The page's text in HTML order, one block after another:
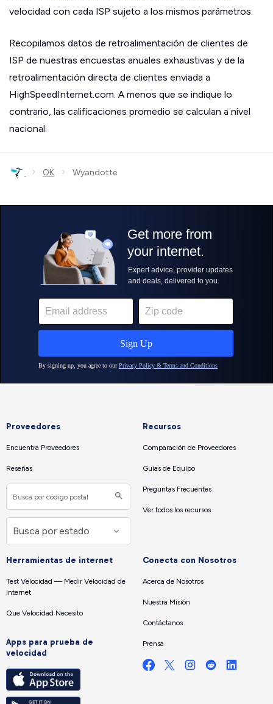
velocidad con cada ISP sujeto a los mismos parámetros.
Recopilamos datos de retroalimentación de clientes de
ISP de nuestras encuestas anuales exhaustivas y de la
retroalimentación directa de clientes enviada a
HighSpeedInternet.com. A menos que se indique lo
contrario, las calificaciones promedio se calculan a nivel
nacional.
› OK › Wyandotte
Proveedores
Encuentra Proveedores
Reseñas
Recursos
Comparación de Proveedores
Guías de Equipo
Preguntas Frecuentes
Ver todos los recursos
Herramientas de internet
Test Velocidad — Medir Velocidad de
Internet
Que Velocidad Necesito
Apps para prueba de
velocidad
Conecta con Nosotros
Acerca de Nosotros
Nuestra Misión
Contáctanos
Prensa